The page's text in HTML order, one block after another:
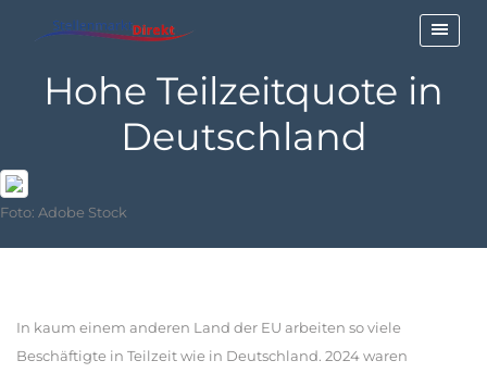
Hohe Teilzeitquote in
Deutschland
Foto: Adobe Stock
In kaum einem anderen Land der EU arbeiten so viele
Beschäftigte in Teilzeit wie in Deutschland. 2024 waren